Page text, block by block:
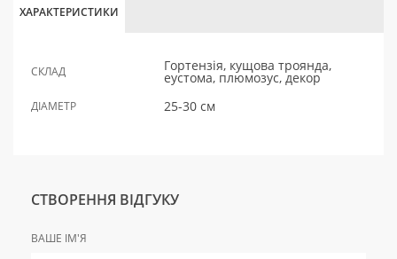
ХАРАКТЕРИСТИКИ
СКЛАД Гортензія, кущова троянда,
еустома, плюмозус, декор
ДІАМЕТР 25-30 см
СТВОРЕННЯ ВІДГУКУ
ВАШЕ ІМ'Я